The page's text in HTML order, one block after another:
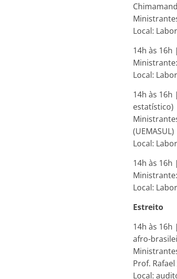
Local:
14h às 16h
Local:
14h às 16h
estatístico)
(UEMASUL)
Local:
14h às 16h
Local:
Estreito
14h às 16h
afro-
Prof.
Local: